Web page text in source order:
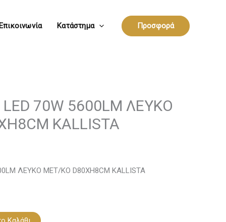
Κατάστημα Προσφορά
70W 5600LM ΛΕΥΚΟ
KALLISTA
ΛΕΥΚΟ ΜΕΤ/ΚΟ D80XH8CM KALLISTA